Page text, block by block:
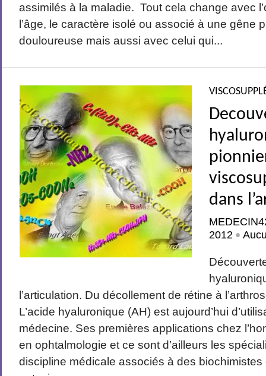
assimilés à la maladie. Tout cela change avec
l’âge, le caractère isolé ou associé à une gêne
douloureuse mais aussi avec celui qui...
dans
2012 •
l’articulation. Du décollement de rétine à
L’acide hyaluronique (AH) est aujourd’hui
médecine. Ses premières applications chez
en ophtalmologie et ce sont d’ailleurs les
discipline médicale associés à des